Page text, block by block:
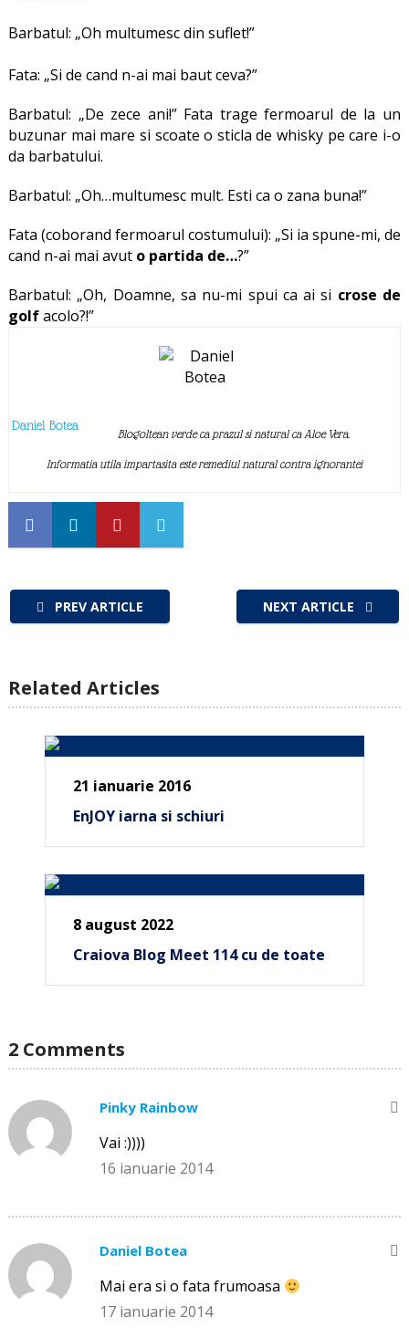
Barbatul: „Oh multumesc din suflet!”
Fata: „Si de cand n-ai mai baut ceva?”
Barbatul: „De zece ani!” Fata trage fermoarul de la un
buzunar mai mare si scoate o sticla de whisky pe care i-o
da barbatului.
Barbatul: „Oh…multumesc mult. Esti ca o zana buna!”
Fata (coborand fermoarul costumului): „Si ia spune-mi, de
cand n-ai mai avut o partida de…?”
Barbatul: „Oh, Doamne, sa nu-mi spui ca ai si crose de
golfacolo?!”
Daniel Botea
Blogoltean verde ca prazul si natural ca Aloe Vera.
Informatia utila impartasita este remediul natural contra ignorantei
PREV ARTICLE NEXT ARTICLE
Related Articles
21 ianuarie 2016
EnJOY iarna si schiuri
8 august 2022
Craiova Blog Meet 114 cu de toate
2 Comments
Pinky Rainbow
Vai :))))
16 ianuarie 2014
Daniel Botea
Mai era si o fata frumoasa
17 ianuarie 2014